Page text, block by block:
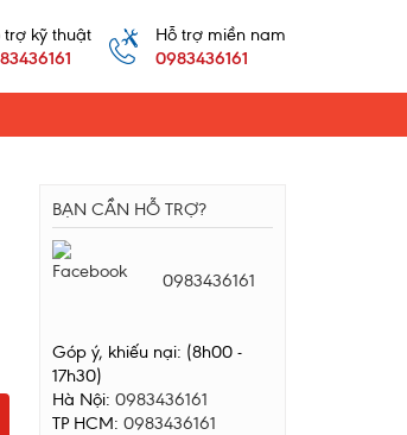
trợ kỹ thuật
Hỗ trợ miền nam
0983436161
BẠN CẦN HỖ TRỢ?
0983436161
Góp ý, khiếu nại: (8h00 -
17h30)
Hà Nội: 0983436161
TP HCM: 0983436161